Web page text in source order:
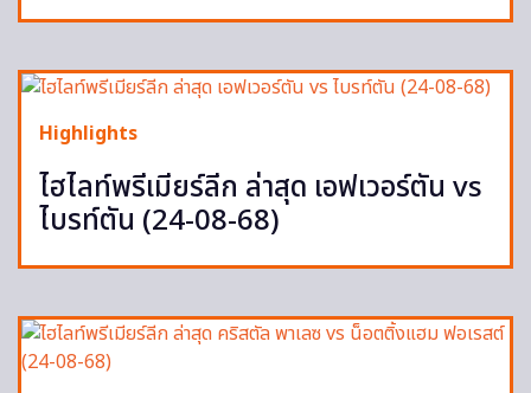
Highlights
ไฮไลท์พรีเมียร์ลีก ล่าสุด เอฟเวอร์ตัน vs
ไบรท์ตัน (24-08-68)